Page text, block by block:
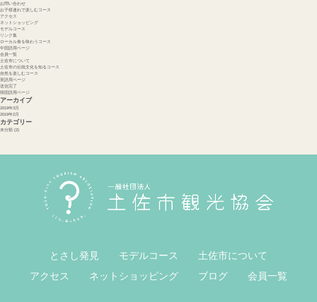
お問い合わせ
お子様連れで楽しむコース
アクセス
ネットショッピング
モデルコース
リンク集
ローカル食を味わうコース
中国語用ページ
会員一覧
土佐市について
土佐市の伝統文化を知るコース
自然を楽しむコース
英語用ページ
送信完了
韓国語用ページ
アーカイブ
2019年3月
2019年2月
カテゴリー
未分類 (2)
とさし発見 モデルコース
土佐市について
アクセス
ネットショッピング ブログ 会員一覧